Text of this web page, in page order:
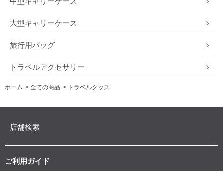
大型キャリーケース
旅行用バッグ
トラベルアクセサリー
ホーム > 全ての商品 > トラベルグッズ
店舗検索
ご利用ガイド